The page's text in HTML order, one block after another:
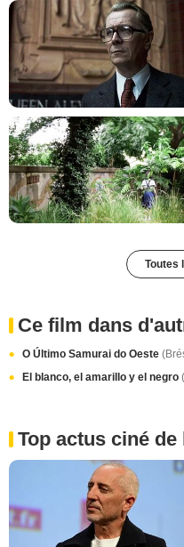
Toutes
Ce film dans
O Último Samurai do Oeste
El blanco, el amarillo y el negro
Top actus ciné de